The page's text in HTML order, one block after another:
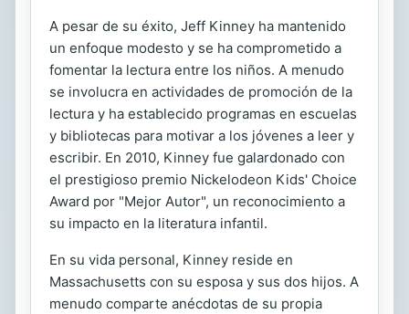
A pesar de su éxito, Jeff Kinney ha mantenido
un enfoque modesto y se ha comprometido a
fomentar la lectura entre los niños. A menudo
se involucra en actividades de promoción de la
lectura y ha establecido programas en escuelas
y bibliotecas para motivar a los jóvenes a leer y
escribir. En 2010, Kinney fue galardonado con
el prestigioso premio Nickelodeon Kids' Choice
Award por "Mejor Autor", un reconocimiento a
su impacto en la literatura infantil.
En su vida personal, Kinney reside en
Massachusetts con su esposa y sus dos hijos. A
menudo comparte anécdotas de su propia